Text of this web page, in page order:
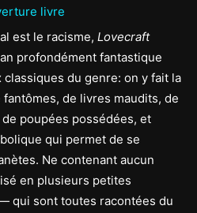
est le racisme, Lovecraft
profondément fantastique
du genre: on y fait la
de livres maudits, de
poupées possédées, et
qui permet de se
Ne contenant aucun
en plusieurs petites
qui sont toutes racontées du